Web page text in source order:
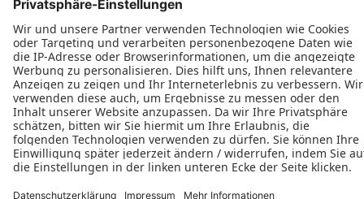
  
  
Datenschutz Impressum Kontakt
AGB
Stiefvater Bauelemente © 2026